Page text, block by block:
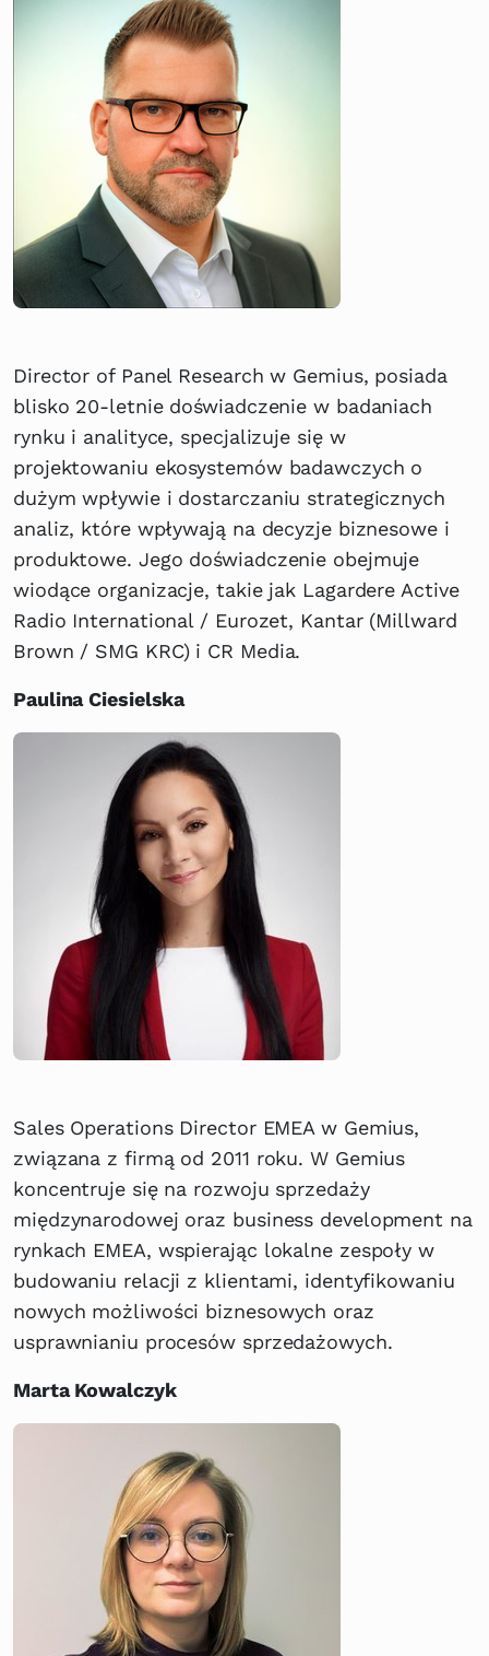
Director of Panel Research w Gemius, posiada
blisko 20-letnie doświadczenie w badaniach
rynku i analityce, specjalizuje się w
projektowaniu ekosystemów badawczych o
dużym wpływie i dostarczaniu strategicznych
analiz, które wpływają na decyzje biznesowe i
produktowe. Jego doświadczenie obejmuje
wiodące organizacje, takie jak Lagardere Active
Radio International / Eurozet, Kantar (Millward
Brown / SMG KRC) i CR Media.
Paulina Ciesielska
Sales Operations Director EMEA w Gemius,
związana z firmą od 2011 roku. W Gemius
koncentruje się na rozwoju sprzedaży
międzynarodowej oraz business development na
rynkach EMEA, wspierając lokalne zespoły w
budowaniu relacji z klientami, identyfikowaniu
nowych możliwości biznesowych oraz
usprawnianiu procesów sprzedażowych.
Marta Kowalczyk